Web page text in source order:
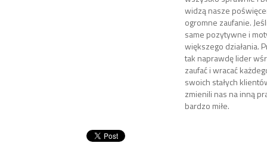
widzą nasze
ogromne zaufanie.
same pozytywne i
większego działania.
tak naprawdę lider
zaufać i wracać
swoich stałych
zmienili nas na inną
bardzo miłe.